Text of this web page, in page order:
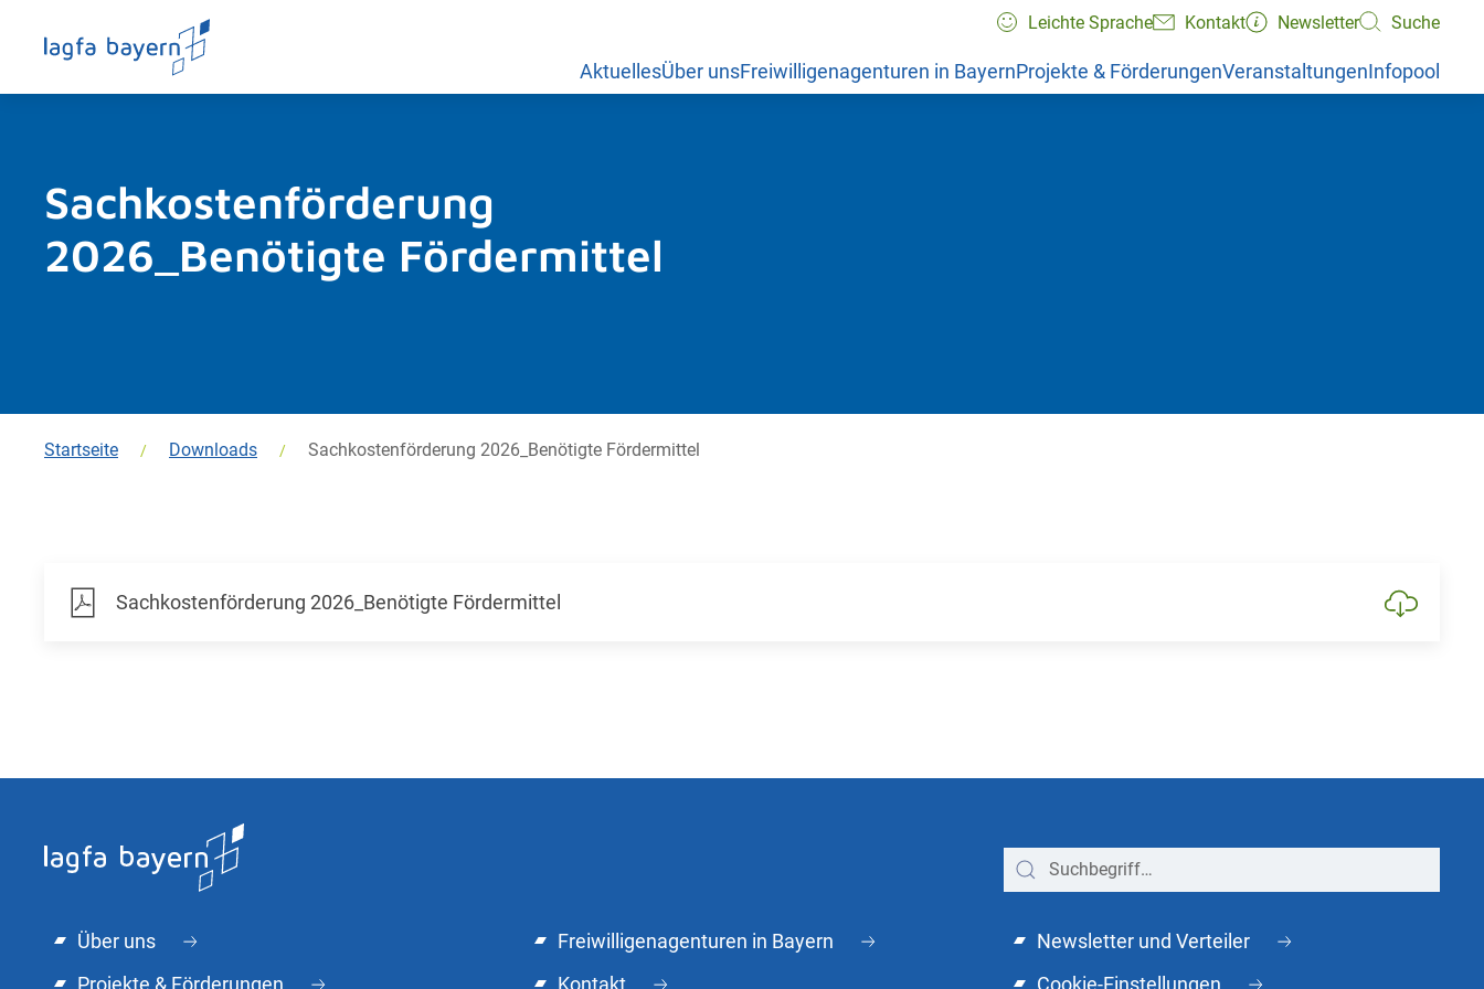
Leichte Sprache Kontakt Newsletter Suche
AktuellesÜber unsFreiwilligenagenturen in BayernProjekte & FörderungenVeranstaltungenInfopool
Sachkostenförderung
2026_Benötigte Fördermittel
Startseite Downloads Sachkostenförderung 2026_Benötigte Fördermittel
Sachkostenförderung 2026_Benötigte Fördermittel
Über uns
Projekte & Förderungen
Freiwilligenagenturen in Bayern
Kontakt
Newsletter und Verteiler
Cookie-Einstellungen